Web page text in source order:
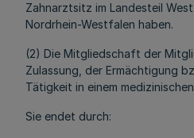
Zahnarztsitz im Landesteil
Nordrhein-Westfalen haben.
(2) Die Mitgliedschaft der
Zulassung, der Ermächtigung
Tätigkeit in einem
Sie endet durch: